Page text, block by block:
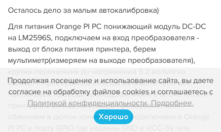
Продолжая посещение и использование сайта, вы даете
согласие на обработку файлов cookies и соглашаетесь с
Политикой конфиденциальности. Подробнее.
Хорошо
Осталось дело за малым автокалибровка)
Для питания Orange PI PC понижающий модуль DC-DC
на LM2596S, подключаем на вход преобразователя -
выход от блока питания принтера, берем
мультиметр(измеряем на выходе преобразователя),
выходе с преобразователя, далее выключаем все,
припаиваем провода на вход(зажимаем в блоке питания
принтера) и выход, на выходе преобразователя
обжимаем в дюпон коннекторы и подключаем в Orange